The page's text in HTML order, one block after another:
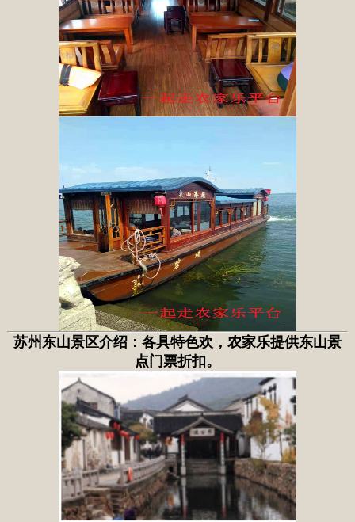
苏州东山景区介绍：各具特色欢，农家乐提供东山景
点门票折扣。